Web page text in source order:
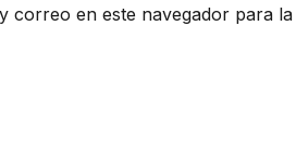
correo en este navegador para la